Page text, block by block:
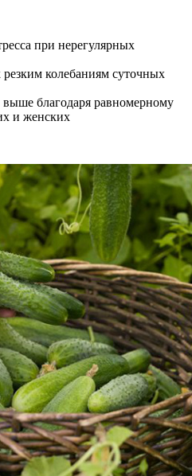
при нерегулярных
колебаниям суточных
выше благодаря равномерному
и женских